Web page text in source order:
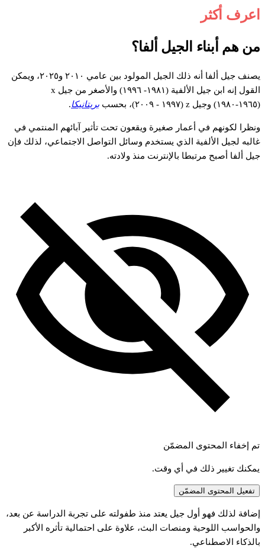
اعرف أكثر
من هم أبناء الجيل ألفا؟
يصنف جيل ألفا أنه ذلك الجيل المولود بين عامي ٢٠١٠ و٢٠٢٥، ويمكن
القول إنه ابن جيل الألفية (١٩٨١- ١٩٩٦) والأصغر من جيل x
(١٩٦٥-١٩٨٠) وجيل z (١٩٩٧ - ٢٠٠٩)، بحسب
بريتانيكا.
ونظرا لكونهم في أعمار صغيرة ويقعون تحت تأثير آبائهم المنتمي في
غالبه لجيل الألفية الذي يستخدم وسائل التواصل الاجتماعي، لذلك فإن
جيل ألفا أصبح مرتبطا بالإنترنت منذ ولادته.
تم إخفاء المحتوى المضمّن
يمكنك تغيير ذلك في أي وقت.
تفعيل المحتوى المضمّن
إضافة لذلك فهو أول جيل يعتد منذ طفولته على تجربة الدراسة عن بعد،
والحواسب اللوحية ومنصات البث، علاوة على احتمالية تأثره الأكبر
بالذكاء الاصطناعي.